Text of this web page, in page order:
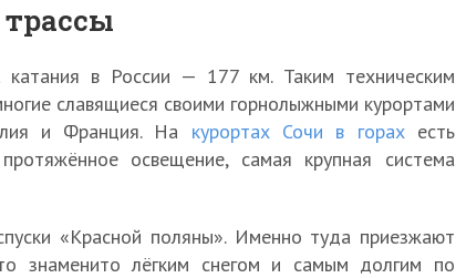
в России — 177 км. Таким техническим
славящиеся своими горнолыжными курортами
и Франция. На курортах Сочи в горахесть
освещение, самая крупная система
«Красной поляны». Именно туда приезжают
знаменито лёгким снегом и самым долгим по